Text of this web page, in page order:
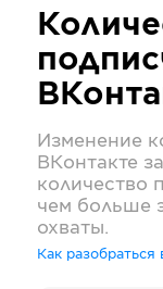
Изменение
ВКонтакте
количество
чем больше
охваты.
Как разобраться